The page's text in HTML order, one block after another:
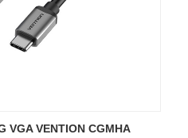
VGA VENTION CGMHA